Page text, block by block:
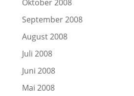
Oktober 2008
September 2008
August 2008
Juli 2008
Juni 2008
Mai 2008